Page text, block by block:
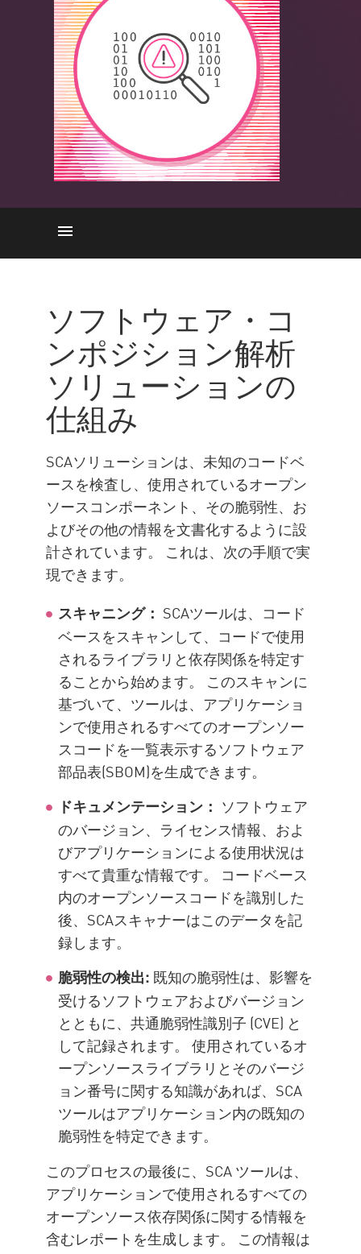
重要性
使用事例
攻撃の防止
SCAの課題
Check Point Solution
ソフトウェア・コ
ンポジション解析
ソリューションの
仕組み
SCAソリューションは、未知のコードベ
ースを検査し、使用されているオープン
ソースコンポーネント、その脆弱性、お
よびその他の情報を文書化するように設
計されています。 これは、次の手順で実
現できます。
スキャニング： SCAツールは、コード
ベースをスキャンして、コードで使用
されるライブラリと依存関係を特定す
ることから始めます。 このスキャンに
基づいて、ツールは、アプリケーショ
ンで使用されるすべてのオープンソー
スコードを一覧表示するソフトウェア
部品表(SBOM)を生成できます。
ドキュメンテーション： ソフトウェア
のバージョン、ライセンス情報、およ
びアプリケーションによる使用状況は
すべて貴重な情報です。 コードベース
内のオープンソースコードを識別した
後、SCAスキャナーはこのデータを記
録します。
脆弱性の検出: 既知の脆弱性は、影響を
受けるソフトウェアおよびバージョン
とともに、共通脆弱性識別子 (CVE) と
して記録されます。 使用されているオ
ープンソースライブラリとそのバージ
ョン番号に関する知識があれば、SCA
ツールはアプリケーション内の既知の
脆弱性を特定できます。
このプロセスの最後に、SCA ツールは、
アプリケーションで使用されるすべての
オープンソース依存関係に関する情報を
含むレポートを生成します。 この情報は